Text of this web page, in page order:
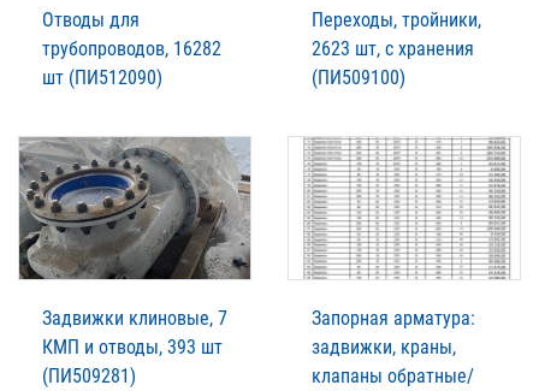
Отводы для
трубопроводов, 16282
шт (ПИ512090)
Переходы, тройники,
2623 шт, с хранения
(ПИ509100)
Задвижки клиновые, 7
КМП и отводы, 393 шт
(ПИ509281)
Запорная арматура:
задвижки, краны,
клапаны обратные/